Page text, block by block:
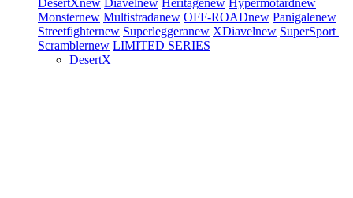
DesertXnew Diavelnew Heritagenew Hypermotardnew
Monsternew Multistradanew OFF-ROADnew Panigalenew
Streetfighternew Superleggeranew XDiavelnew SuperSport
Scramblernew LIMITED SERIES
DesertX